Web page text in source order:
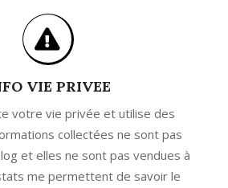
VIE PRIVEE
votre vie privée et utilise des
collectées ne sont pas
et elles ne sont pas vendues à
me permettent de savoir le